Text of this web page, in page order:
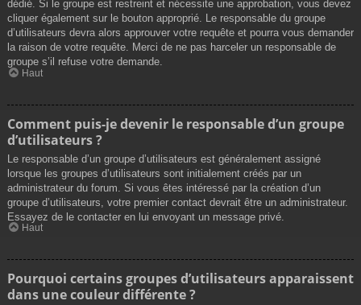
dédié. Si le groupe est restreint et nécessite une approbation, vous devez
cliquer également sur le bouton approprié. Le responsable du groupe
d’utilisateurs devra alors approuver votre requête et pourra vous demander
la raison de votre requête. Merci de ne pas harceler un responsable de
groupe s’il refuse votre demande.
Haut
Comment puis-je devenir le responsable d’un groupe
d’utilisateurs ?
Le responsable d’un groupe d’utilisateurs est généralement assigné
lorsque les groupes d’utilisateurs sont initialement créés par un
administrateur du forum. Si vous êtes intéressé par la création d’un
groupe d’utilisateurs, votre premier contact devrait être un administrateur.
Essayez de le contacter en lui envoyant un message privé.
Haut
Pourquoi certains groupes d’utilisateurs apparaissent
dans une couleur différente ?